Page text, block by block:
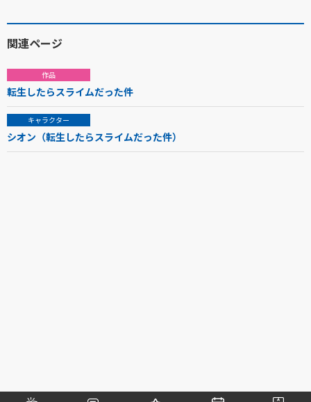
関連ページ
作品
転生したらスライムだった件
キャラクター
シオン（転生したらスライムだった件）